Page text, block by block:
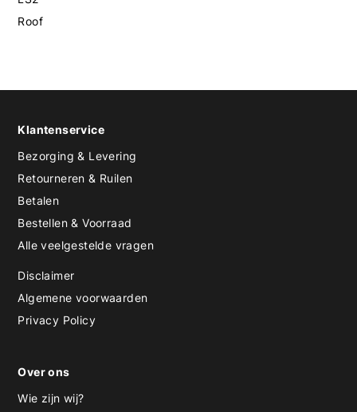
Roof
Klantenservice
Bezorging & Levering
Retourneren & Ruilen
Betalen
Bestellen & Voorraad
Alle veelgestelde vragen
Disclaimer
Algemene voorwaarden
Privacy Policy
Over ons
Wie zijn wij?